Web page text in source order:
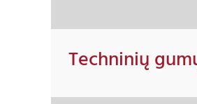
Techninių